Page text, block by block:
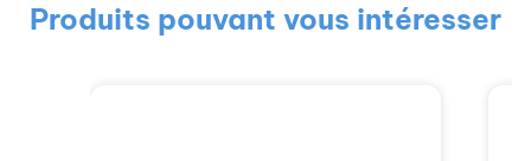
Produits pouvant vous intéresser